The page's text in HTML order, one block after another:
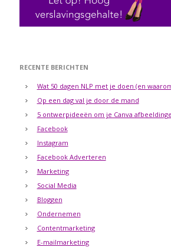
RECENTE BERICHTEN
Wat 50 dagen NLP met je doen (en
Op een dag val je door de mand
5 ontwerpideeën om je Canva
Facebook
Instagram
Facebook Adverteren
Marketing
Social Media
Bloggen
Ondernemen
Contentmarketing
E-mailmarketing